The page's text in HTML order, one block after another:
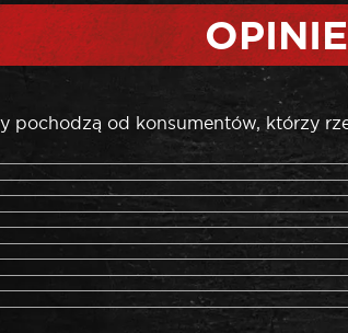
OPINIE
pochodzą od konsumentów, którzy